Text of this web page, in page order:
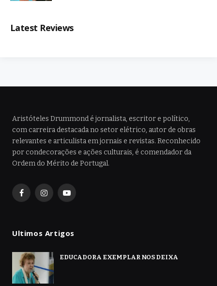
Latest Reviews
Aristóteles Drummond é jornalista, escritor e político,
com carreira destacada no setor elétrico, autor de obras
relevantes e articulista em jornais e revistas. Reconhecido
por condecorações e ações culturais, é comendador da
Ordem do Mérito de Portugal.
FacebookInstagramYouTube
Ultimos Artigos
EDUCADORA EXEMPLAR NOS DEIXA